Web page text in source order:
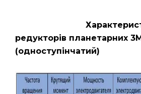
редукторів планетарних
(одноступінчатий)